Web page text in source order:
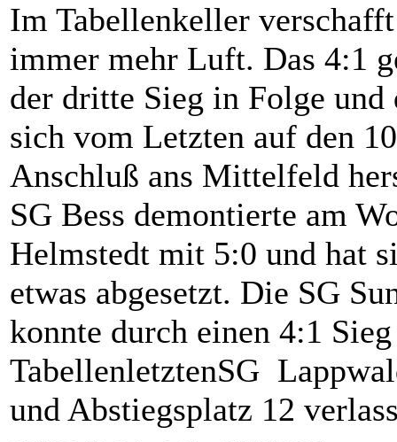
Im Tabellenkeller
immer mehr Luft. Das 4:1
der dritte Sieg in Folge
sich vom Letzten auf den
Anschluß ans Mittelfeld
SG Bess demontierte am
Helmstedt mit 5:0 und hat
etwas abgesetzt. Die SG
konnte durch einen 4:1
TabellenletztenSG
und Abstiegsplatz 12